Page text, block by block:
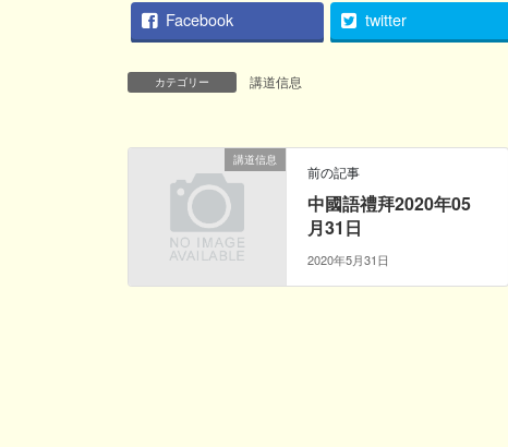
Facebook twitter
カテゴリー 講道信息
講道信息
前の記事
中國語禮拜2020年05
月31日
2020年5月31日